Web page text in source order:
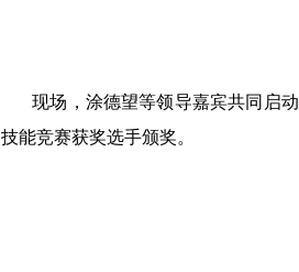
现场，涂德望等领导嘉宾共同启动
技能竞赛获奖选手颁奖。